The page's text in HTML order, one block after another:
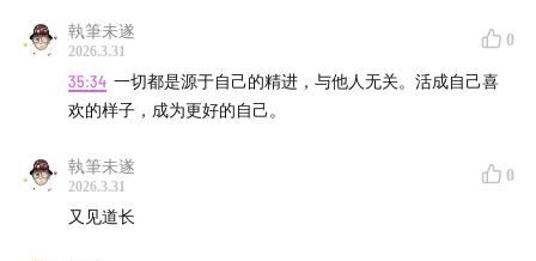
執筆未遂
2026.3.31
0
35:34 一切都是源于自己的精进，与他人无关。活成自己喜
欢的样子，成为更好的自己。
執筆未遂
2026.3.31
0
又见道长